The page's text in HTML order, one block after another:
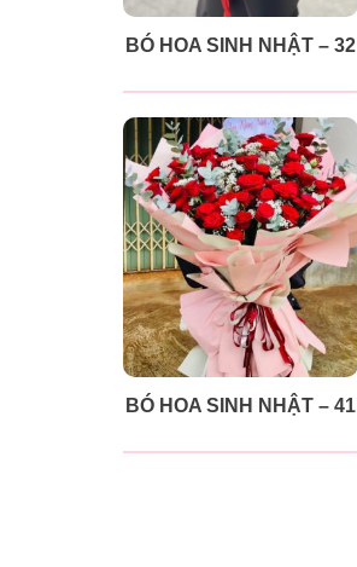
BÓ HOA SINH NHẬT – 32
BÓ HOA SINH NHẬT – 41